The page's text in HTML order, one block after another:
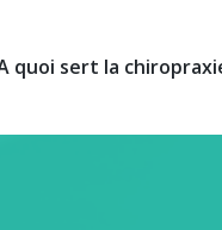
quoi sert la